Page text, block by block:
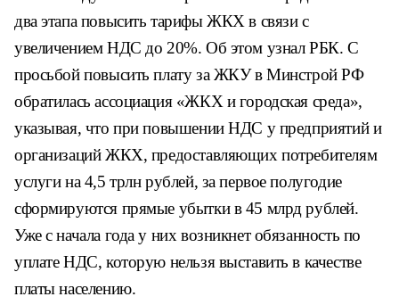
два этапа повысить тарифы ЖКХ в связи с
увеличением НДС до 20%. Об этом узнал РБК. С
просьбой повысить плату за ЖКУ в Минстрой РФ
обратилась ассоциация «ЖКХ и городская среда»,
указывая, что при повышении НДС у предприятий и
организаций ЖКХ, предоставляющих потребителям
услуги на 4,5 трлн рублей, за первое полугодие
сформируются прямые убытки в 45 млрд рублей.
Уже с начала года у них возникнет обязанность по
уплате НДС, которую нельзя выставить в качестве
платы населению.